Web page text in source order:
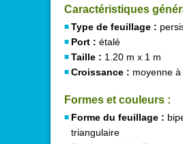
Caractéristiques
Type de feuillage :
Port : étalé
Taille : 1.20 m x 1 m
Croissance : moyenne
Formes et couleurs :
Forme du feuillage :
triangulaire